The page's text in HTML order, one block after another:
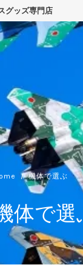
グッズ専門店
機体で選ぶ
体で選